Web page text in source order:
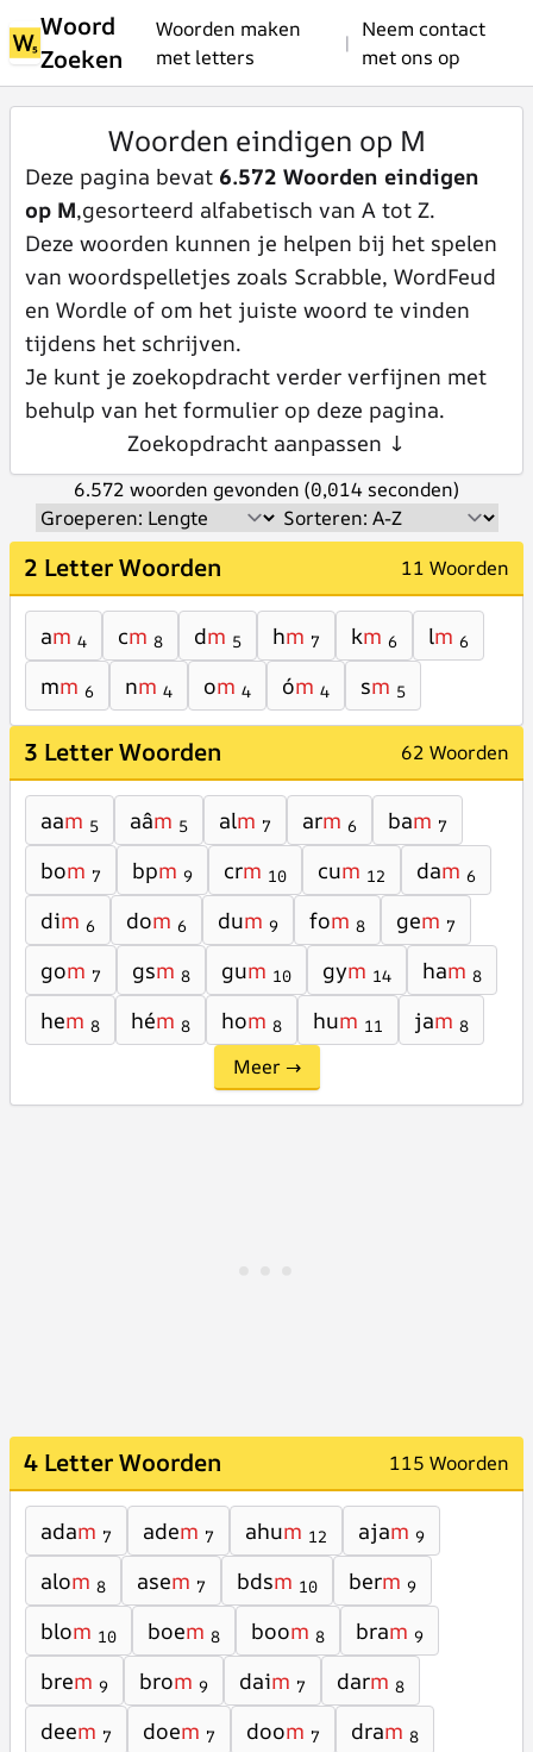
Woord
Zoeken
Woorden maken
met letters
|
Neem contact
met ons op
Woorden eindigen op M
Deze pagina bevat 6.572 Woorden eindigen
op M,gesorteerd alfabetisch van A tot Z.
Deze woorden kunnen je helpen bij het spelen
van woordspelletjes zoals Scrabble, WordFeud
en Wordle of om het juiste woord te vinden
tijdens het schrijven.
Je kunt je zoekopdracht verder verfijnen met
behulp van het formulier op deze pagina.
Zoekopdracht aanpassen ↓
6.572 woorden gevonden (0,014 seconden)
2 Letter Woorden 11 Woorden
am 4 cm 8 dm 5 hm 7 km 6 lm 6
mm 6 nm 4 om 4 óm 4 sm 5
3 Letter Woorden 62 Woorden
aam 5 aâm 5 alm 7 arm 6 bam 7
bom 7 bpm 9 crm 10 cum 12 dam 6
dim 6 dom 6 dum 9 fom 8 gem 7
gom 7 gsm 8 gum 10 gym 14 ham 8
hem 8 hém 8 hom 8 hum 11 jam 8
Meer →
4 Letter Woorden 115 Woorden
adam 7 adem 7 ahum 12 ajam 9
alom 8 asem 7 bdsm 10 berm 9
blom 10 boem 8 boom 8 bram 9
brem 9 brom 9 daim 7 darm 8
deem 7 doem 7 doom 7 dram 8